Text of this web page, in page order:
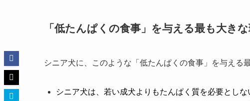
「低たんぱくの食事」を与える最も大き
シニア犬に、このような「低たんぱくの食事」を与える
シニア犬は、若い成犬よりもたんぱく質を必要としな